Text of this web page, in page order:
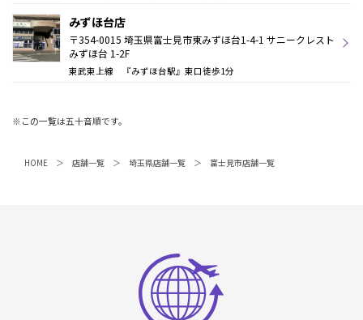
みずほ台店
〒354-0015 埼玉県富士見市東みずほ台1-4-1 サニークレスト
みずほ台 1-2F
東武東上線 『みずほ台駅』東口徒歩1分
※この一覧は五十音順です。
HOME 店舗一覧 埼玉県店舗一覧 富士見市店舗一覧